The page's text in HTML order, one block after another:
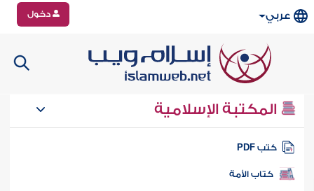
عربي دخول
المكتبة الإسلامية
كتب PDF